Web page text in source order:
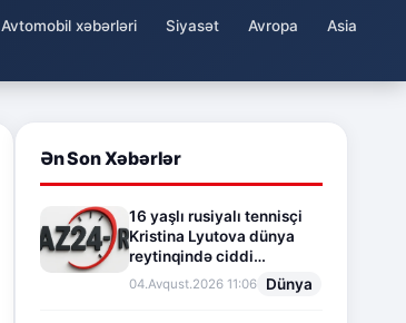
Avtomobil xəbərləri Siyasət Avropa
Asia
Ən Son Xəbərlər
16 yaşlı rusiyalı tennisçi
Kristina Lyutova dünya
reytinqində ciddi
irəliləyişə imza atdı
04.Avqust.2026 11:06 Dünya